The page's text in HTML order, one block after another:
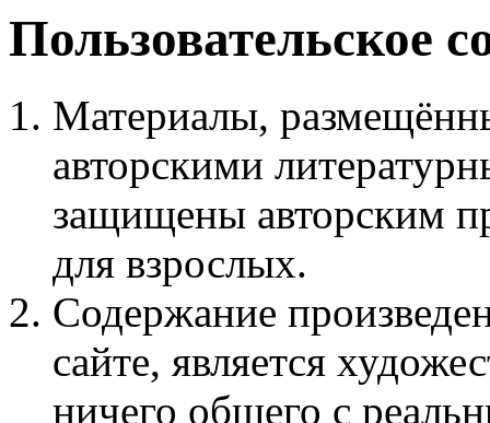
Пользовательское
Материалы,
авторскими
защищены авторским
для взрослых.
Содержание
сайте, является
ничего общего с